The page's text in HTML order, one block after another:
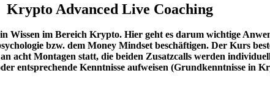
Krypto Advanced Live Coaching
Wissen im Bereich Krypto. Hier geht es darum wichtige
bzw. dem Money Mindset beschäftigen. Der Kurs
acht Montagen statt, die beiden Zusatzcalls werden
entsprechende Kenntnisse aufweisen (Grundkenntnisse in